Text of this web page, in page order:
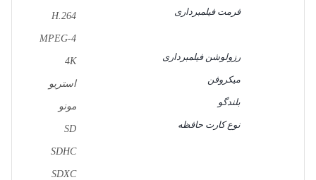
فرمت فیلمبرداری
H.264
MPEG-4
رزولوشن فیلمبرداری
4K
میکروفن
استریو
بلندگو
مونو
نوع کارت حافظه
SD
SDHC
SDXC